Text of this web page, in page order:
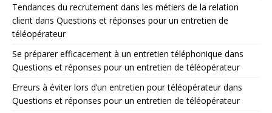
Tendances du recrutement dans les métiers de la relation
client dans Questions et réponses pour un entretien de
téléopérateur
Se préparer efficacement à un entretien téléphonique dans
Questions et réponses pour un entretien de téléopérateur
Erreurs à éviter lors d’un entretien pour téléopérateurdans
Questions et réponses pour un entretien de téléopérateur